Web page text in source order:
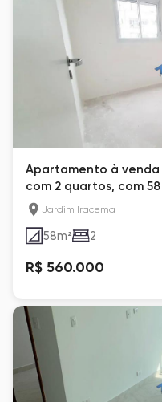
Apartamento à venda
com 2 quartos, com 58
Jardim Iracema
58m² 2
R$ 560.000